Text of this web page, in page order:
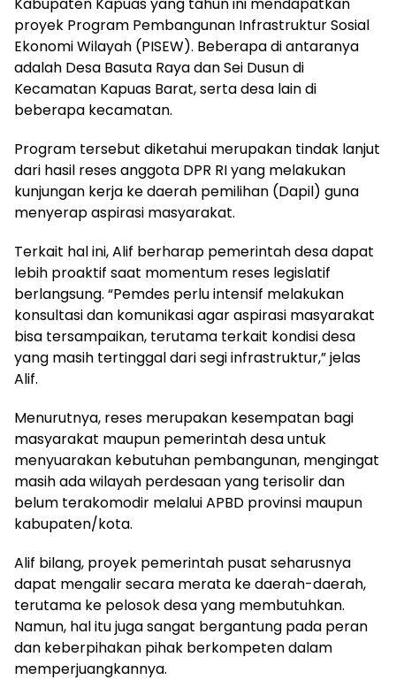
proyek Program Pembangunan Infrastruktur Sosial
Ekonomi Wilayah (PISEW). Beberapa di antaranya
adalah Desa Basuta Raya dan Sei Dusun di
Kecamatan Kapuas Barat, serta desa lain di
beberapa kecamatan.
Program tersebut diketahui merupakan tindak lanjut
dari hasil reses anggota DPR RI yang melakukan
kunjungan kerja ke daerah pemilihan (Dapil) guna
menyerap aspirasi masyarakat.
Terkait hal ini, Alif berharap pemerintah desa dapat
lebih proaktif saat momentum reses legislatif
berlangsung. “Pemdes perlu intensif melakukan
konsultasi dan komunikasi agar aspirasi masyarakat
bisa tersampaikan, terutama terkait kondisi desa
yang masih tertinggal dari segi infrastruktur,” jelas
Alif.
Menurutnya, reses merupakan kesempatan bagi
masyarakat maupun pemerintah desa untuk
menyuarakan kebutuhan pembangunan, mengingat
masih ada wilayah perdesaan yang terisolir dan
belum terakomodir melalui APBD provinsi maupun
kabupaten/kota.
Alif bilang, proyek pemerintah pusat seharusnya
dapat mengalir secara merata ke daerah-daerah,
terutama ke pelosok desa yang membutuhkan.
Namun, hal itu juga sangat bergantung pada peran
dan keberpihakan pihak berkompeten dalam
memperjuangkannya.